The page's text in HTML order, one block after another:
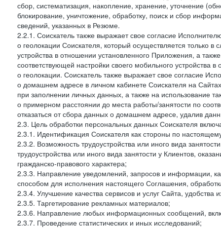
сбор, систематизация, накопление, хранение, уточнение
блокирование, уничтожение, обработку, поиск и сбор
сведений, указанных в Резюме.
2.2.1. Соискатель также выражает свое согласие
о геолокации Соискателя, который осуществляется только
устройства в отношении установленного Приложения, а
соответствующей настройки своего мобильного устройства
о геолокации. Соискатель также выражает свое согласие
о домашнем адресе в личном кабинете Соискателя на
при заполнении личных данных, а также на использование
о примерном расстоянии до места работы/занятости по
отказаться от сбора данных о домашнем адресе, удалив
2.3. Цель обработки персональных данных Соискателя
2.3.1. Идентификация Соискателя как стороны по
2.3.2. Возможность трудоустройства или иного вида
трудоустройства или иного вида занятости у Клиентов,
гражданско-правового характера;
2.3.3. Направление уведомлений, запросов и информации,
способом для исполнения настоящего Соглашения,
2.3.4. Улучшение качества сервисов и услуг Сайта, удобства
2.3.5. Таргетирование рекламных материалов;
2.3.6. Направление любых информационных сообщений,
2.3.7. Проведение статистических и иных исследований;